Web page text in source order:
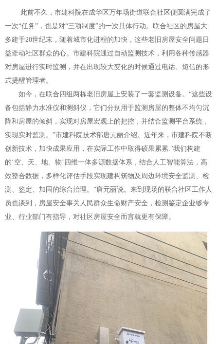
此前不久，市建科院在成华区万年场街道联合社区便圆满完成了
一次“任务”，也是对“三项制度”的一次具体行动。 联合社区的房屋大
多建于20世纪末，随着城市化进程的加快，这些老旧房屋安全问题日
益牵动社区群众的心。市建科院通过自动监测技术，利用各种传感器
对房屋进行实时监测，并在出现较大变化的时候通过电话、短信的形
式提醒管理者。
如今，在联合四组两栋老旧房屋上安装了一套监测设备。“这些设
备包括静力水准仪和测斜仪，它们分别用于监测房屋的整体不均匀沉
降和房屋的倾斜，实现对房屋宏观上的把控，并结合监测平台系统，
实现实时监测。”市建科院技术部唐元丽介绍。 近年来，市建科院不断
创新技术，加快成果应用，在实际工作中取得硕果累累."我们构建
的‘空、天、地、物’四维一体多源数据体系，结合人工智能算法，高
效整合数据，多样化评估手段实现建构筑物及周边环境安全监测、检
测、鉴定、加固的综合治理。”唐元丽说。 来到现场的联合社区工作人
员也谈到，房屋安全事关人民群众生命财产安全，检测鉴定企业够专
业、行业部门有指导，对社区房屋安全而言就更有保障。